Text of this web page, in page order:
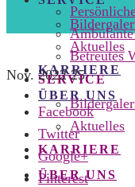
Aktuelles
KARRIERE
ÜBER UNS
Betreutes
SERVICE
Aktuelles
KARRIERE
ÜBER UNS
Nov. 2022 25
Facebook
Twitter
Google+
Pinterest